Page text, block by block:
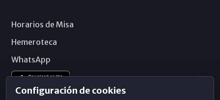
Horarios de Misa
Hemeroteca
WhatsApp
Configuración de cookies